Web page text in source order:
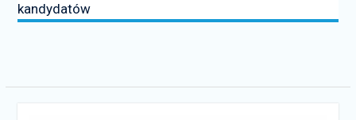
kandydatów